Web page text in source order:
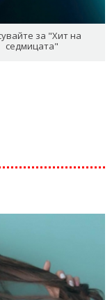
за "Хит на
седмицата"